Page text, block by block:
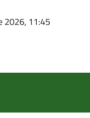
2026, 11:45